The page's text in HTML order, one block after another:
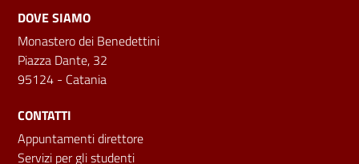
DOVE SIAMO
Monastero dei Benedettini
Piazza Dante, 32
95124 - Catania
CONTATTI
Appuntamenti direttore
Servizi per gli studenti